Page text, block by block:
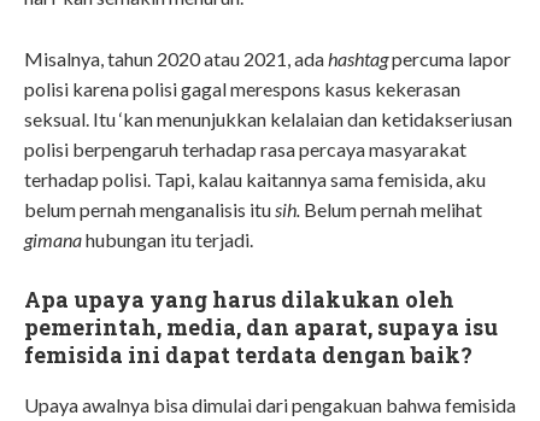
Misalnya, tahun 2020 atau 2021, adahashtagpercuma lapor
polisi karena polisi gagal merespons kasus kekerasan
seksual. Itu ‘kanmenunjukkan kelalaian dan ketidakseriusan
polisi berpengaruh terhadap rasa percaya masyarakat
terhadap polisi. Tapi, kalau kaitannya sama femisida, aku
belum pernah menganalisis itusih. Belum pernah melihat
gimanahubungan itu terjadi.
Apa upaya yang harus dilakukan oleh
pemerintah, media, dan aparat, supaya isu
femisida ini dapat terdata dengan baik?
Upaya awalnya bisa dimulai dari pengakuan bahwa femisida